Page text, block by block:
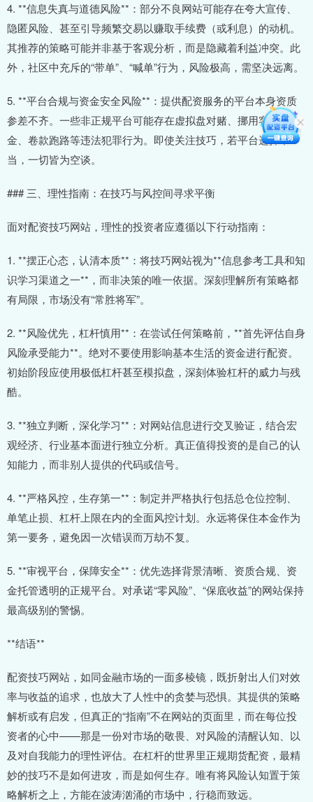
4. **信息失真与道德风险**：部分不良网站可能存在夸大宣传、
隐匿风险、甚至引导频繁交易以赚取手续费（或利息）的动机。
其推荐的策略可能并非基于客观分析，而是隐藏着利益冲突。此
外，社区中充斥的“带单”、“喊单”行为，风险极高，需坚决远离。
5. **平台合规与资金安全风险**：提供配资服务的平台本身资质
参差不齐。一些非正规平台可能存在虚拟盘对赌、挪用客户资
金、卷款跑路等违法犯罪行为。即使关注技巧，若平台选择不
当，一切皆为空谈。
### 三、理性指南：在技巧与风控间寻求平衡
面对配资技巧网站，理性的投资者应遵循以下行动指南：
1. **摆正心态，认清本质**：将技巧网站视为**信息参考工具和知
识学习渠道之一**，而非决策的唯一依据。深刻理解所有策略都
有局限，市场没有“常胜将军”。
2. **风险优先，杠杆慎用**：在尝试任何策略前，**首先评估自身
风险承受能力**。绝对不要使用影响基本生活的资金进行配资。
初始阶段应使用极低杠杆甚至模拟盘，深刻体验杠杆的威力与残
酷。
3. **独立判断，深化学习**：对网站信息进行交叉验证，结合宏
观经济、行业基本面进行独立分析。真正值得投资的是自己的认
知能力，而非别人提供的代码或信号。
4. **严格风控，生存第一**：制定并严格执行包括总仓位控制、
单笔止损、杠杆上限在内的全面风控计划。永远将保住本金作为
第一要务，避免因一次错误而万劫不复。
5. **审视平台，保障安全**：优先选择背景清晰、资质合规、资
金托管透明的正规平台。对承诺“零风险”、“保底收益”的网站保持
最高级别的警惕。
**结语**
配资技巧网站，如同金融市场的一面多棱镜，既折射出人们对效
率与收益的追求，也放大了人性中的贪婪与恐惧。其提供的策略
解析或有启发，但真正的“指南”不在网站的页面里，而在每位投
资者的心中——那是一份对市场的敬畏、对风险的清醒认知、以
及对自我能力的理性评估。在杠杆的世界里正规期货配资，最精
妙的技巧不是如何进攻，而是如何生存。唯有将风险认知置于策
略解析之上，方能在波涛汹涌的市场中，行稳而致远。